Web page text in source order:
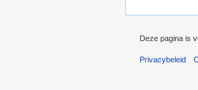
Deze pagina is
Privacybeleid